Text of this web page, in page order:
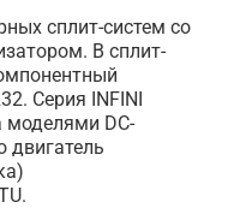
сплит-систем cо
В сплит-
Серия INFINI
моделями DC-
двигатель